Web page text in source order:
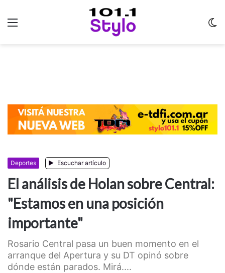
Deportes Escuchar artículo
El análisis de Holan sobre Central:
"Estamos en una posición
importante"
Rosario Central pasa un buen momento en el
arranque del Apertura y su DT opinó sobre
dónde están parados. Mirá....